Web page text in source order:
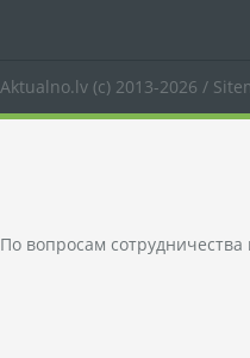
Aktualno.lv (c) 2013-2026 /
По вопросам